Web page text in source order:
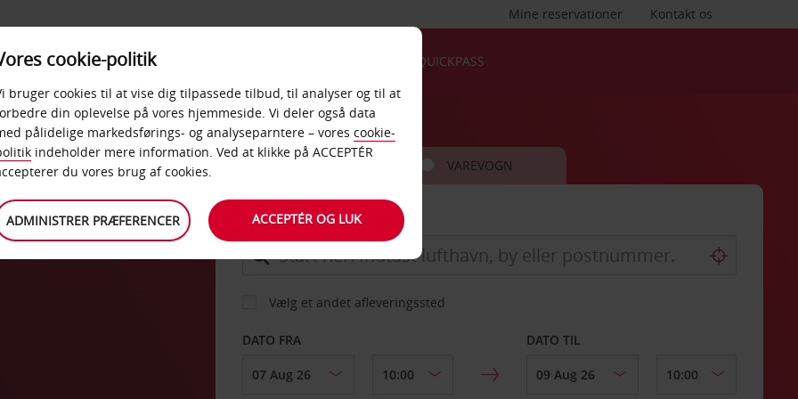
Kontakt os
Mine reservationer
PRODUKTER &
KONTORER
QUICKPASS
BIL VAREVOGN
AFHENT FRA
Vælg et andet afleveringssted
DATO FRA DATO TIL
cookie-politik
bruger cookies til at vise dig tilpassede tilbud, til analyser og til at
din oplevelse på vores hjemmeside. Vi deler også data
pålidelige markedsførings- og analyseparntere – vores cookie-
indeholder mere information. Ved at klikke på ACCEPTÉR
du vores brug af cookies.
ADMINISTRER PRÆFERENCER ACCEPTÉR OG LUK